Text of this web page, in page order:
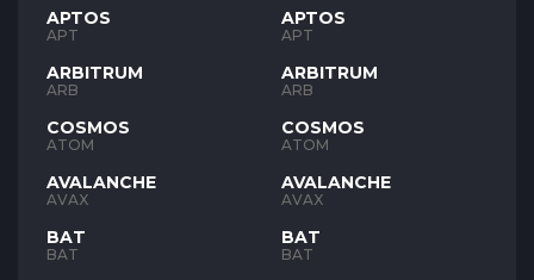
APTOS
APT
ARBITRUM
ARB
COSMOS
ATOM
AVALANCHE
AVAX
BAT
BAT
APTOS
APT
ARBITRUM
ARB
COSMOS
ATOM
AVALANCHE
AVAX
BAT
BAT